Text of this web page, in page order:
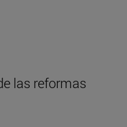
las reformas